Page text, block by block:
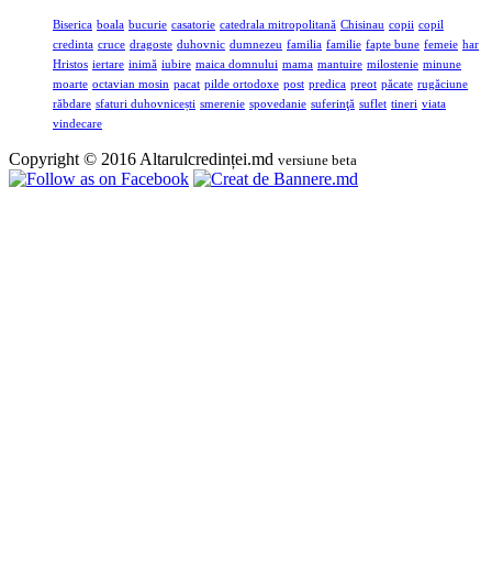
Biserica boala bucurie casatorie catedrala mitropolitană Chisinau copii copil
credinta cruce dragoste duhovnic dumnezeu familia familie fapte bune femeie har
Hristos iertare inimă iubire maica domnului mama mantuire milostenie minune
moarte octavian mosin pacat pilde ortodoxe post predica preot păcate rugăciune
răbdare sfaturi duhovnicești smerenie spovedanie suferinţă suflet tineri viata
vindecare
Copyright © 2016 Altarulcredinței.md versiune beta